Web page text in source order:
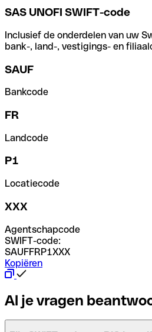
SAS UNOFI SWIFT-code
Inclusief de onderdelen van uw
bank-, land-, vestigings- en
SAUF
Bankcode
FR
Landcode
P1
Locatiecode
XXX
Agentschapcode
SWIFT-code:
SAUFFRP1XXX
Kopiëren
Al je vragen